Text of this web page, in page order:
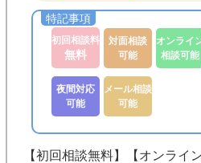
初回相談料
無料
対面相談
可能
オンライ
相談可能
夜間対応
可能
メール相談
可能
【初回相談無料】【オンライ